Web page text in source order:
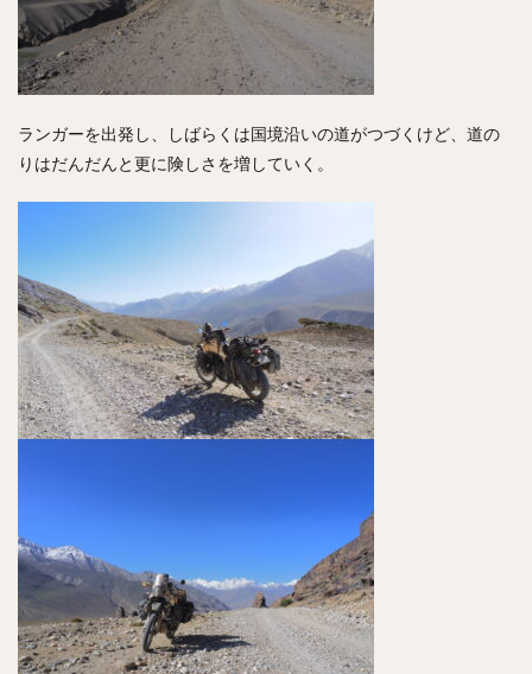
ランガーを出発し、しばらくは国境沿いの道がつづくけど、道の
りはだんだんと更に険しさを増していく。